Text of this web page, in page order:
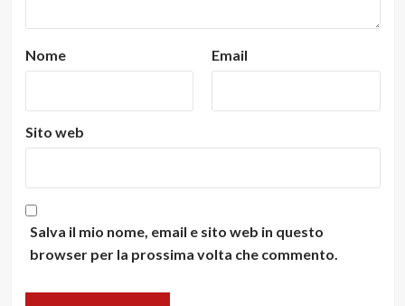
Nome Email
Sito web
Salva il mio nome, email e sito web in questo
browser per la prossima volta che commento.